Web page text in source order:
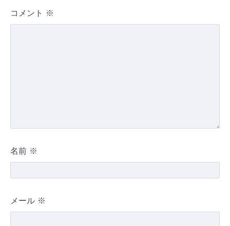
コメント ※
名前 ※
メール ※